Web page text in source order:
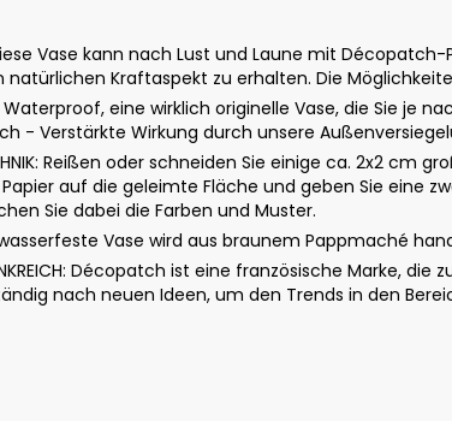
Vase kann nach Lust und Laune mit
natürlichen Kraftaspekt zu erhalten. Die
Waterproof, eine wirklich originelle Vase, die Sie
- Verstärkte Wirkung durch unsere
Reißen oder schneiden Sie einige ca. 2x2
auf die geleimte Fläche und geben Sie eine
Sie dabei die Farben und Muster.
wasserfeste Vase wird aus braunem Pappmaché
Décopatch ist eine französische
nach neuen Ideen, um den Trends in den